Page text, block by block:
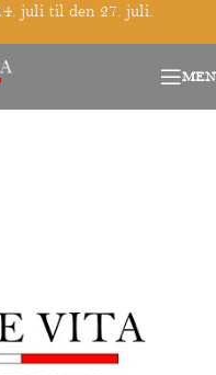
juli til den 27. juli.